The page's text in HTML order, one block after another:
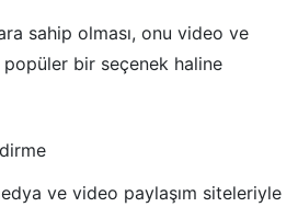
sahip olması, onu video ve
bir seçenek haline
ve video paylaşım siteleriyle